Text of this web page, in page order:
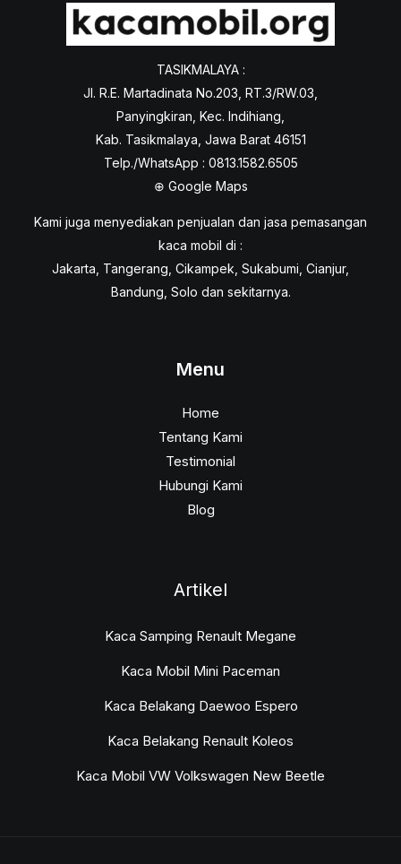
TASIKMALAYA :
Jl. R.E. Martadinata No.203, RT.3/RW.03,
Panyingkiran, Kec. Indihiang,
Kab. Tasikmalaya, Jawa Barat 46151
Telp./WhatsApp : 0813.1582.6505
⊕ Google Maps
Kami juga menyediakan penjualan dan jasa pemasangan
kaca mobil di :
Jakarta, Tangerang, Cikampek, Sukabumi, Cianjur,
Bandung, Solo dan sekitarnya.
Menu
Home
Tentang Kami
Testimonial
Hubungi Kami
Blog
Artikel
Kaca Samping Renault Megane
Kaca Mobil Mini Paceman
Kaca Belakang Daewoo Espero
Kaca Belakang Renault Koleos
Kaca Mobil VW Volkswagen New Beetle